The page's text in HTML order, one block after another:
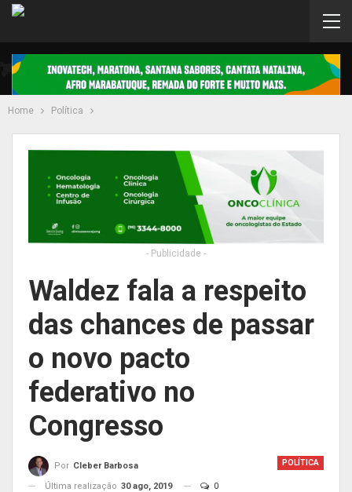
Home Política
- Publicidade -
Waldez fala a respeito
das chances de passar
o novo pacto
federativo no
Congresso
POLÍTICA
Por Cleber Barbosa
Última realização 30 ago, 2019 0